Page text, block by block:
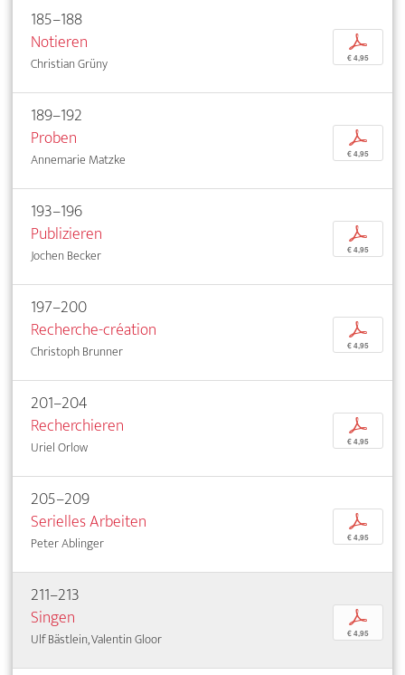
185–188
Notieren
Christian Grüny
p
€ 4,95
189–192
Proben
Annemarie Matzke
p
€ 4,95
193–196
Publizieren
Jochen Becker
p
€ 4,95
197–200
Recherche-création
Christoph Brunner
p
€ 4,95
201–204
Recherchieren
Uriel Orlow
p
€ 4,95
205–209
Serielles Arbeiten
Peter Ablinger
p
€ 4,95
211–213
Singen
Ulf Bästlein, Valentin Gloor
p
€ 4,95